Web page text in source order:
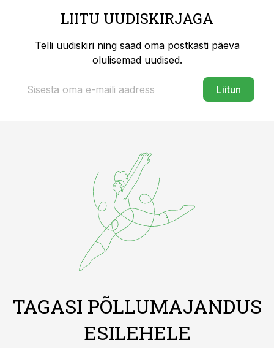
LIITU UUDISKIRJAGA
Telli uudiskiri ning saad oma postkasti päeva
olulisemad uudised.
Liitun
TAGASI PÕLLUMAJANDUS
ESILEHELE